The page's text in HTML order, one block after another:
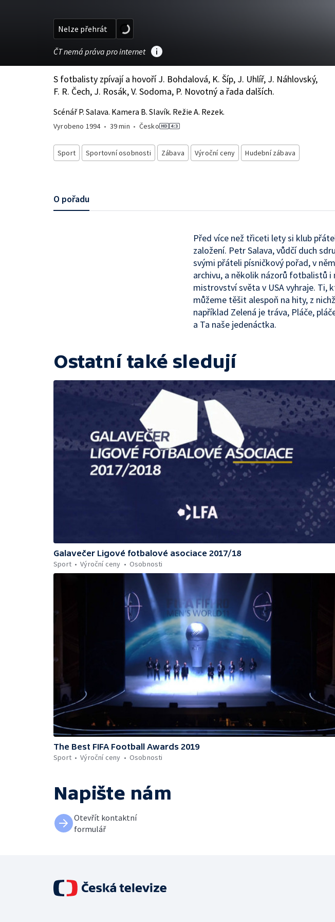
Nelze přehrát
ČT nemá práva pro internet
S fotbalisty zpívají a hovoří J. Bohdalová, K. Šíp, J. Uhlíř, J. Náhlovský,
F. R. Čech, J. Rosák, V. Sodoma, P. Novotný a řada dalších.
Scénář P. Salava. Kamera B. Slavík. Režie A. Rezek.
Vyrobeno 1994• 39 min • Česko
Sport Sportovní osobnosti Zábava Výroční ceny Hudební zábava
O pořadu
Před více než třiceti lety si klub
založení. Petr Salava, vůdčí duch
svými přáteli písničkový pořad, v
archivu, a několik názorů fotbalistů
mistrovství světa v USA vyhraje.
můžeme těšit alespoň na hity, z
například Zelená je tráva, Pláče,
a Ta naše jedenáctka.
Ostatní také sledují
Galavečer Ligové fotbalové asociace 2017/18
Sport
Výroční ceny Osobnosti
The Best FIFA Football Awards 2019
Sport
Výroční ceny Osobnosti
Napište nám
Otevřít kontaktní
formulář